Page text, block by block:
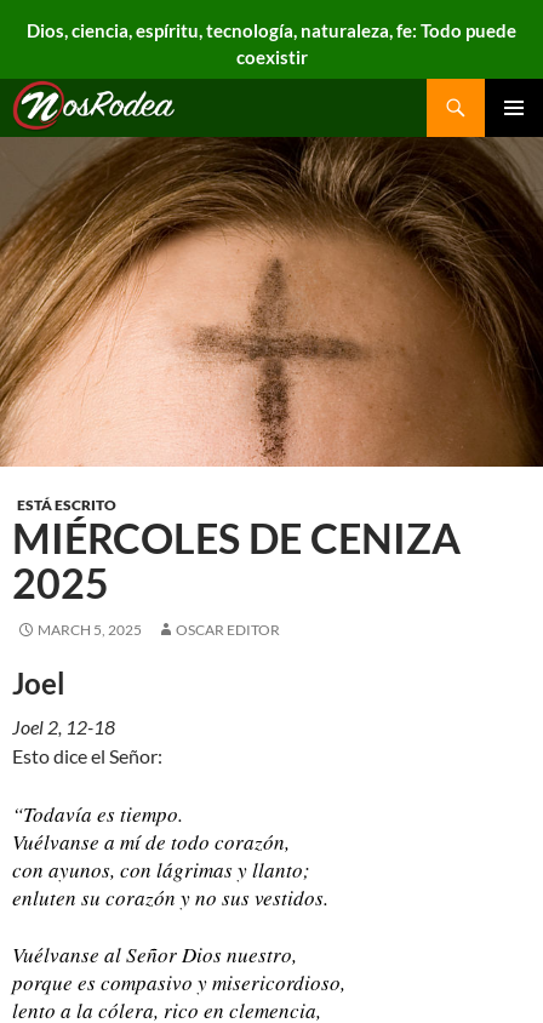
Dios, ciencia, espíritu, tecnología, naturaleza, fe: Todo puede
coexistir
Nos Rodea
Search
MENU
ESTÁ ESCRITO
MIÉRCOLES DE CENIZA
2025
MARCH 5, 2025 OSCAR EDITOR
Joel
Joel 2, 12-18
Esto dice el Señor:
“Todavía es tiempo.
Vuélvanse a mí de todo corazón,
con ayunos, con lágrimas y llanto;
enluten su corazón y no sus vestidos.
Vuélvanse al Señor Dios nuestro,
porque es compasivo y misericordioso,
lento a la cólera, rico en clemencia,